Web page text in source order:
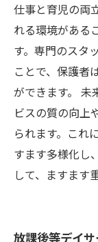
仕事と育児の両
れる環境がある
す。専門のスタ
ことで、保護者
ができます。 未
ビスの質の向上
られます。これ
すます多様化し
して、ますます